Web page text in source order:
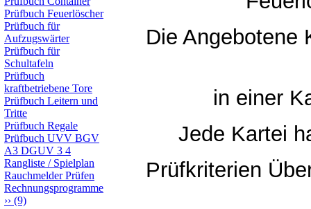
Prüfbuch Feuerlöscher
Prüfbuch für
Aufzugswärter
Prüfbuch für
Schultafeln
Prüfbuch
kraftbetriebene Tore
Prüfbuch Leitern und
Tritte
Prüfbuch Regale
Prüfbuch UVV BGV
A3 DGUV 3 4
Rangliste / Spielplan
Rauchmelder Prüfen
Rechnungsprogramme
›› (9)
Die Angebotene
in einer
Jede Kartei
Prüfkriterien